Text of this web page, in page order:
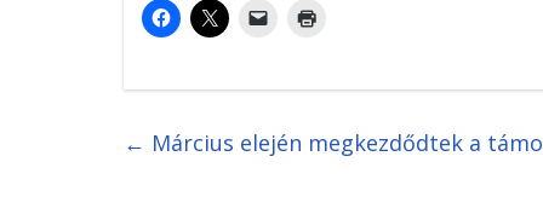
← Március elején megkezdődtek a